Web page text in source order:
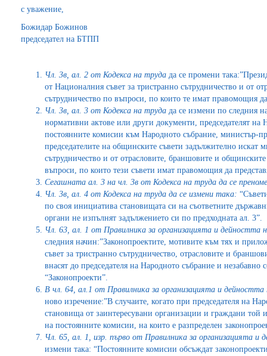
с уважение,
Божидар Божинов
председател на БТПП
Чл. 3в, ал. 2 от Кодекса на труда да се промени
от Националния съвет за тристранно сътрудничество и от
сътрудничество по въпроси, по които те имат правомощия
Чл. 3в, ал. 3 от Кодекса на труда да се измени по следния
нормативни актове или други документи, председателят на
постоянните комисии към Народното събрание, министър-
председателите на общинските съвети задължително искат
сътрудничество и от отрасловите, браншовите и
въпроси, по които тези съвети имат правомощия да
Сегашната ал. 3 на чл. 3в от Кодекса на труда да се
Чл. 3в, ал. 4 от Кодекса на труда да се измени така:
по своя инициатива становищата си на съответните
органи не изпълнят задължението си по предходната ал. 3”.
Чл. 63, ал. 1 от Правилника за организацията и дейността
следния начин:”Законопроектите, мотивите към тях и
съвет за тристранно сътрудничество, отрасловите и
внасят до председателя на Народното събрание и незабавно
“Законопроекти”.
В чл. 64, ал.1 от Правилника за организацията и
ново изречение:”В случаите, когато при председателя на
становища от заинтересувани организации и граждани той
на постоянните комисии, на които е разпределен
Чл. 65, ал. 1, изр. първо от Правилника за организацията и
измени така: “Постоянните комисии обсъждат